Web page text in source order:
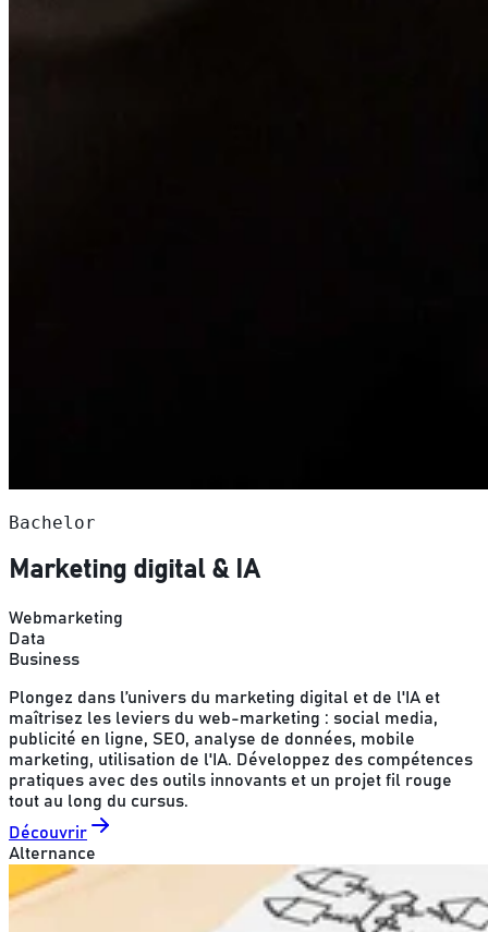
Bachelor
Marketing digital & IA
Webmarketing
Data
Business
Plongez dans l’univers du marketing digital et de l'IA et
maîtrisez les leviers du web-marketing : social media,
publicité en ligne, SEO, analyse de données, mobile
marketing, utilisation de l'IA. Développez des compétences
pratiques avec des outils innovants et un projet fil rouge
tout au long du cursus.
Découvrir
Alternance